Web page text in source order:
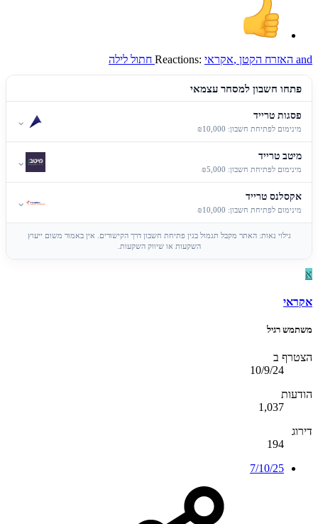
Reactions: אקראי, האזרח הקטן and חתול לילה
פתחו חשבון למסחר עצמאי
פסגות טרייד
מינימום לפתיחת חשבון: ₪10,000
⌄
מיטב טרייד
מינימום לפתיחת חשבון: ₪5,000
⌄
אקסלנס טרייד
מינימום לפתיחת חשבון: ₪10,000
⌄
גילוי נאות: האתר מקבל תגמול בגין פתיחת חשבון דרך הקישורים. אין באמור משום ייעוץ
השקעות או שיווק השקעות.
א
אקראי
משתמש רגיל
הצטרף ב
10/9/24
הודעות
1,037
דירוג
194
7/10/25